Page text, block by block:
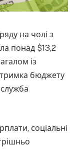
на чолі з
понад $13,2
із
бюджету
соціальні